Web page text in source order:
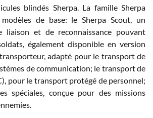
blindés Sherpa. La famille Sherpa
de base: le Sherpa Scout, un
liaison et de reconnaissance pouvant
également disponible en version
adapté pour le transport de
de communication; le transport de
pour le transport protégé de personnel;
spéciales, conçue pour des missions